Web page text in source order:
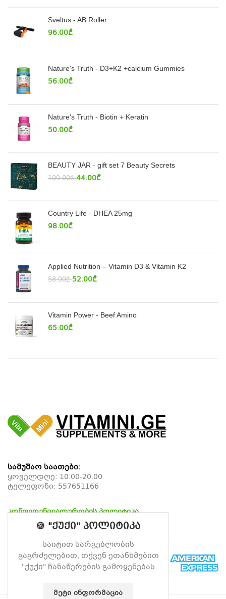
Sveltus - AB Roller
96.00₾
Nature's Truth - D3+K2 +calcium Gummies
56.00₾
Nature's Truth - Biotin + Keratin
50.00₾
BEAUTY JAR - gift set 7 Beauty Secrets
109.00₾ 44.00₾
Country Life - DHEA 25mg
98.00₾
Applied Nutrition – Vitamin D3 & Vitamin K2
58.00₾ 52.00₾
Vitamin Power - Beef Amino
65.00₾
სამუშაო საათები:
ყოველდღე: 10.00-20.00
ტელეფონი: 557651166
კონფიდენციალურობის პოლიტიკა
დაბრუნების პოლიტიკა
მიწოდების პოლიტიკა
🍪 "ქუქი" პოლიტიკა
საიტით სარგებლობის
გაგრძელებით, თქვენ ეთანხმებით
"ქუქი" ჩანაწერების გამოყენებას
ᲛᲔᲢᲘ ᲘᲜᲤᲝᲠᲛᲐᲪᲘᲐ